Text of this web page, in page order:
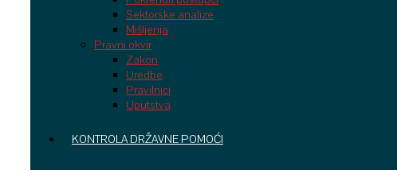
Sektorske analize
Mišljenja
Pravni okvir
Zakon
Uredbe
Pravilnici
Uputstva
KONTROLA DRŽAVNE POMOĆI